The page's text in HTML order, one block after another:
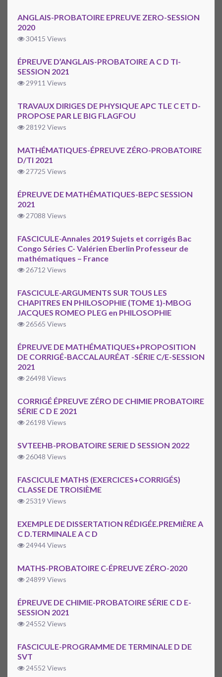
ANGLAIS-PROBATOIRE EPREUVE ZERO-SESSION
2020
30415 Views
ÉPREUVE D’ANGLAIS-PROBATOIRE A C D TI-
SESSION 2021
29911 Views
TRAVAUX DIRIGES DE PHYSIQUE APC TLE C ET D-
PROPOSE PAR LE BIG FLAGFOU
28192 Views
MATHÉMATIQUES-ÉPREUVE ZÉRO-PROBATOIRE
D/TI 2021
27725 Views
ÉPREUVE DE MATHÉMATIQUES-BEPC SESSION
2021
27088 Views
FASCICULE-Annales 2019 Sujets et corrigés Bac
Congo Séries C- Valérien Eberlin Professeur de
mathématiques – France
26712 Views
FASCICULE-ARGUMENTS SUR TOUS LES
CHAPITRES EN PHILOSOPHIE (TOME 1)-MBOG
JACQUES ROMEO PLEG en PHILOSOPHIE
26565 Views
ÉPREUVE DE MATHÉMATIQUES+PROPOSITION
DE CORRIGÉ-BACCALAURÉAT -SÉRIE C/E-SESSION
2021
26498 Views
CORRIGÉ ÉPREUVE ZÉRO DE CHIMIE PROBATOIRE
SÉRIE C D E 2021
26198 Views
SVTEEHB-PROBATOIRE SERIE D SESSION 2022
26048 Views
FASCICULE MATHS (EXERCICES+CORRIGÉS)
CLASSE DE TROISIÈME
25319 Views
EXEMPLE DE DISSERTATION RÉDIGÉE.PREMIÈRE A
C D.TERMINALE A C D
24944 Views
MATHS-PROBATOIRE C-ÉPREUVE ZÉRO-2020
24899 Views
ÉPREUVE DE CHIMIE-PROBATOIRE SÉRIE C D E-
SESSION 2021
24552 Views
FASCICULE-PROGRAMME DE TERMINALE D DE
SVT
24552 Views